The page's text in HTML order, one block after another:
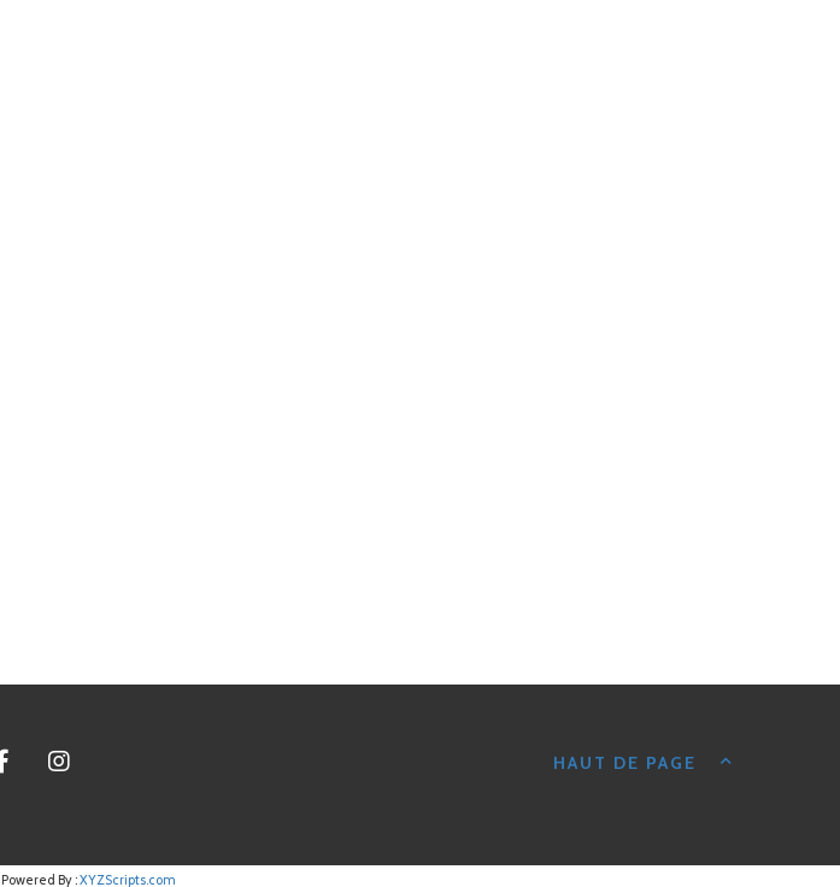
HAUT DE PAGE
Powered By :XYZScripts.com